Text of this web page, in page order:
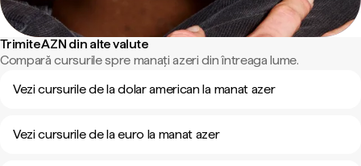
Trimite AZN din alte valute
Compară cursurile spre manați azeri din întreaga lume.
Vezi cursurile de la dolar american la manat azer
Vezi cursurile de la euro la manat azer